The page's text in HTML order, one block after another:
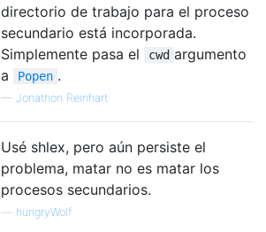
directorio de trabajo para el proceso
secundario está incorporada.
Simplemente pasa el
cwd argumento
a
Popen .
— Jonathon Reinhart
Usé shlex, pero aún persiste el
problema, matar no es matar los
procesos secundarios.
hungryWolf